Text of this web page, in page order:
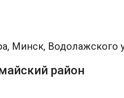
Минск, Водолажского
район